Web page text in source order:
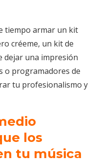
tiempo armar un kit
créeme, un kit de
dejar una impresión
o programadores de
tu profesionalismo y
los
tu música